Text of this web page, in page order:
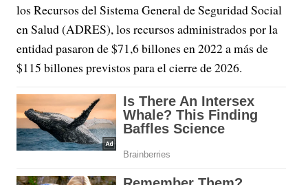
los Recursos del Sistema General de Seguridad Social
en Salud (ADRES), los recursos administrados por la
entidad pasaron de $71,6 billones en 2022 a más de
$115 billones previstos para el cierre de 2026.